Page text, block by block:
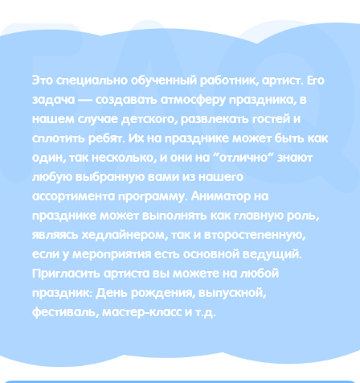
Это специально обученный работник, артист. Его
задача — создавать атмосферу праздника, в
нашем случае детского, развлекать гостей и
сплотить ребят. Их на празднике может быть как
один, так несколько, и они на “отлично” знают
любую выбранную вами из нашего
ассортимента программу. Аниматор на
празднике может выполнять как главную роль,
являясь хедлайнером, так и второстепенную,
если у мероприятия есть основной ведущий.
Пригласить артиста вы можете на любой
праздник: День рождения, выпускной,
фестиваль, мастер-класс и т.д.